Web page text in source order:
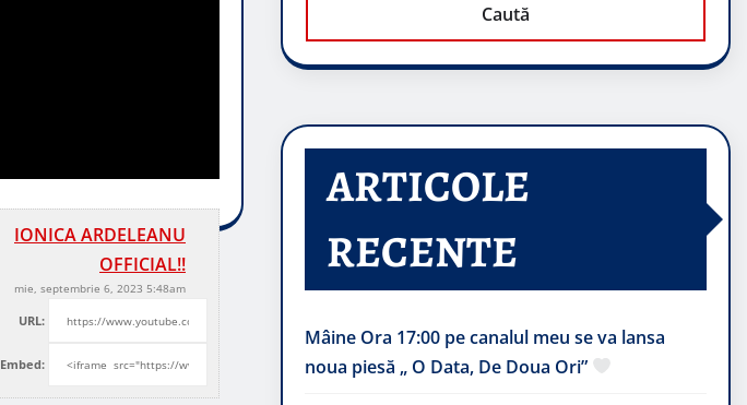
IONICA ARDELEANU
OFFICIAL!!
mie, septembrie 6, 2023 5:48am
URL:
Embed:
Caută
ARTICOLE
RECENTE
Mâine Ora 17:00 pe canalul meu se va lansa
noua piesă „ O Data, De Doua Ori”